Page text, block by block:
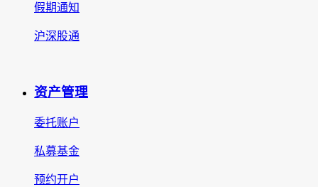
假期通知
沪深股通
资产管理
委托账户
私募基金
预约开户